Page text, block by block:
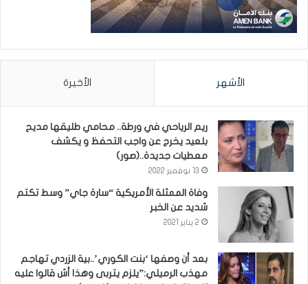
الأشهر الأخيرة
ريم الرياحي في ورطة.. محامي طليقها مديح
بلعيد يخرج عن واجب التحفظ و يكشف
معطيات جديدة..(صور)
13 نوفمبر 2022
وفاة الممثلة الأمريكية “سارة جاي” وسط تكتم
شديد عن الخبر
2 يناير 2021
بعد أن وصفها ‘بنت الكوري’..بية الزردي تهاجم
مهذب الرميلي:”يلزم يتربى وهذا أش قالوا عليه